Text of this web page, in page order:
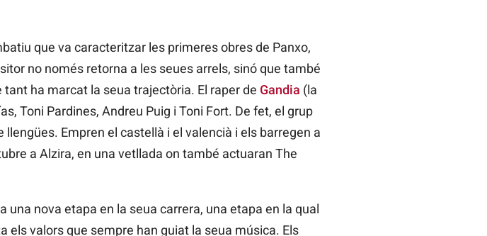
que va caracteritzar les primeres obres de Panxo,
no només retorna a les seues arrels, sinó que també
ha marcat la seua trajectòria. El raper de Gandia (la
Toni Pardines, Andreu Puig i Toni Fort. De fet, el grup
Empren el castellà i el valencià i els barregen a
a Alzira, en una vetllada on també actuaran The
nova etapa en la seua carrera, una etapa en la qual
els valors que sempre han guiat la seua música. Els